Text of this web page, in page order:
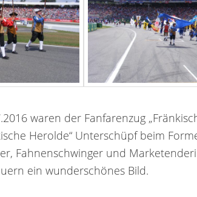
waren der Fanfarenzug
Herolde“ Unterschüpf beim
Fahnenschwinger und
ein wunderschönes Bild.